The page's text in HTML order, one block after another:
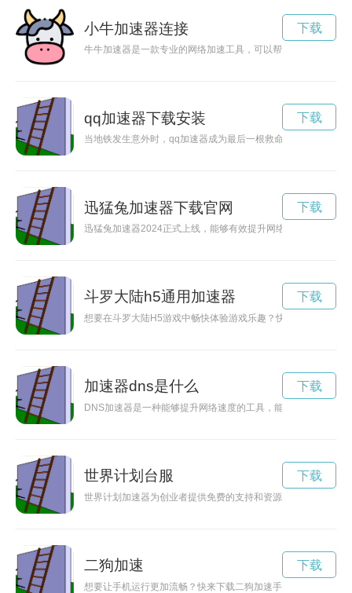
小牛加速器连接
牛牛加速器是一款专业的网络加速工具，可以帮助用户优化网
下载
qq加速器下载安装
当地铁发生意外时，qq加速器成为最后一根救命稻草，帮助乘
下载
迅猛兔加速器下载官网
迅猛兔加速器2024正式上线，能够有效提升网络速度，让用户
下载
斗罗大陆h5通用加速器
想要在斗罗大陆H5游戏中畅快体验游戏乐趣？快来了解如何使
下载
加速器dns是什么
DNS加速器是一种能够提升网络速度的工具，能够加快页面加
下载
世界计划台服
世界计划加速器为创业者提供免费的支持和资源，帮助他们加速
下载
二狗加速
想要让手机运行更加流畅？快来下载二狗加速手机版，帮助您
下载